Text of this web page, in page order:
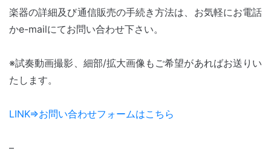
楽器の詳細及び通信販売の手続き方法は、お気軽にお電話
かe-mailにてお問い合わせ下さい。
※試奏動画撮影、細部/拡大画像もご希望があればお送りい
たします。
LINK⇒お問い合わせフォームはこちら
–